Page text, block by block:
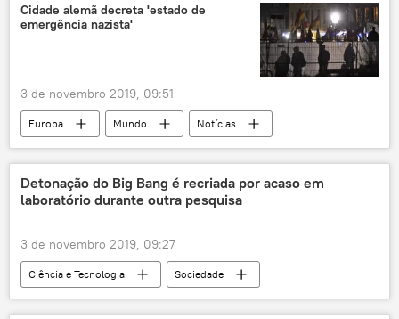
Cidade alemã decreta 'estado de
emergência nazista'
3 de novembro 2019, 09:51
Europa Mundo
Notícias
Dresden
islamofobia
imigração
Die Partei
Pegida Alemanha
Detonação do Big Bang é recriada por acaso em
laboratório durante outra pesquisa
3 de novembro 2019, 09:27
Ciência e Tecnologia
Sociedade
Notícias
Big Bang
laboratório